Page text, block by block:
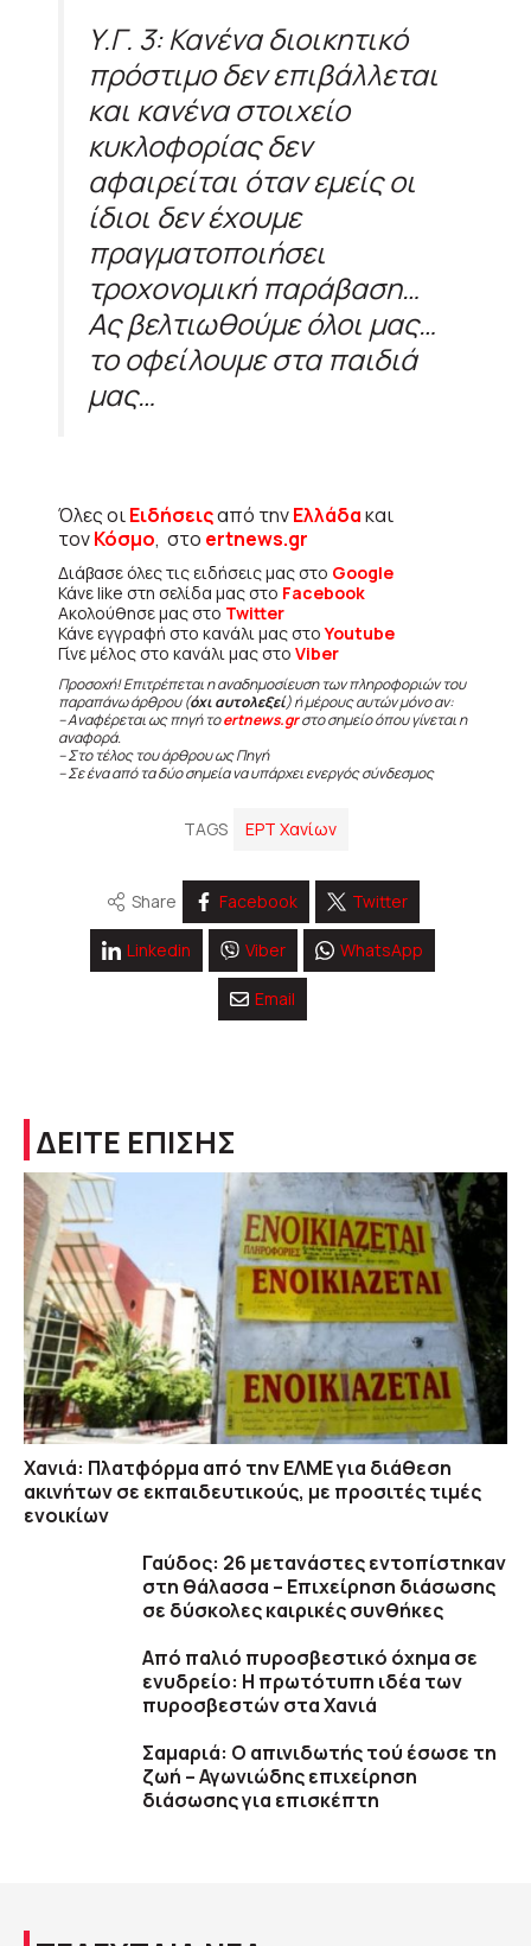
Υ.Γ. 3: Κανένα διοικητικό
πρόστιμο δεν επιβάλλεται
και κανένα στοιχείο
κυκλοφορίας δεν
αφαιρείται όταν εμείς οι
ίδιοι δεν έχουμε
πραγματοποιήσει
τροχονομική παράβαση…
Ας βελτιωθούμε όλοι μας…
το οφείλουμε στα παιδιά
μας…
Όλες οιΕιδήσειςαπό τηνΕλλάδακαι
τονΚόσμο, στο ertnews.gr
Διάβασε όλες τις ειδήσεις μας στο Google
Κάνε like στη σελίδα μας στο Facebook
Ακολούθησε μας στο Twitter
Κάνε εγγραφή στο κανάλι μας στοYoutube
Γίνε μέλος στο κανάλι μας στο Viber
Προσοχή! Επιτρέπεται η αναδημοσίευση των πληροφοριών του
παραπάνω άρθρου (όχι αυτολεξεί) ή μέρους αυτών μόνο αν:
– Αναφέρεται ως πηγή τοertnews.grστο σημείο όπου γίνεται η
αναφορά.
– Στο τέλος του άρθρου ως Πηγή
– Σε ένα από τα δύο σημεία να υπάρχει ενεργός σύνδεσμος
TAGS ΕΡΤ Χανίων
Share Facebook Twitter
Linkedin Viber WhatsApp
Email
ΔΕΙΤΕ ΕΠΙΣΗΣ
Χανιά: Πλατφόρμα από την ΕΛΜΕ για διάθεση
ακινήτων σε εκπαιδευτικούς, με προσιτές τιμές
ενοικίων
Γαύδος: 26 μετανάστες εντοπίστηκαν
στη θάλασσα – Επιχείρηση διάσωσης
σε δύσκολες καιρικές συνθήκες
Από παλιό πυροσβεστικό όχημα σε
ενυδρείο: Η πρωτότυπη ιδέα των
πυροσβεστών στα Χανιά
Σαμαριά: Ο απινιδωτής τού έσωσε τη
ζωή – Αγωνιώδης επιχείρηση
διάσωσης για επισκέπτη